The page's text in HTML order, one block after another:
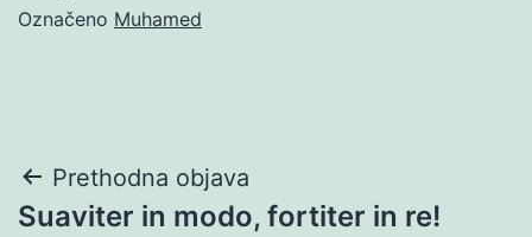
Označeno Muhamed
Navigacija
Prethodna objava
Suaviter in modo, fortiter in re!